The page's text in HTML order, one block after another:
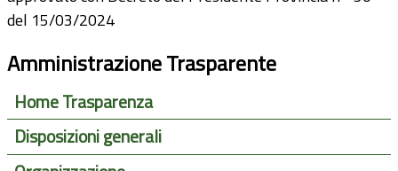
del 15/03/2024
Amministrazione Trasparente
Home Trasparenza
Disposizioni generali